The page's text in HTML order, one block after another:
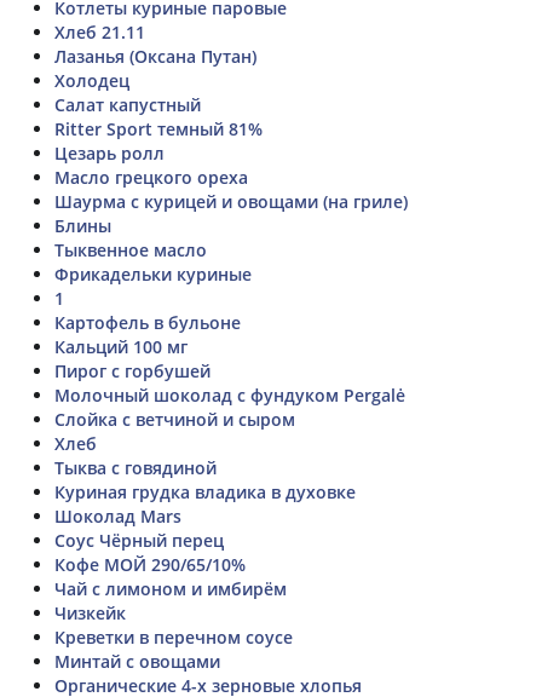
Котлеты куриные паровые
Хлеб 21.11
Лазанья (Оксана Путан)
Холодец
Салат капустный
Ritter Sport темный 81%
Цезарь ролл
Масло грецкого ореха
Шаурма с курицей и овощами (на гриле)
Блины
Тыквенное масло
Фрикадельки куриные
1
Картофель в бульоне
Кальций 100 мг
Пирог с горбушей
Молочный шоколад с фундуком Pergalė
Слойка с ветчиной и сыром
Хлеб
Тыква с говядиной
Куриная грудка владика в духовке
Шоколад Mars
Соус Чёрный перец
Кофе МОЙ 290/65/10%
Чай с лимоном и имбирём
Чизкейк
Креветки в перечном соусе
Минтай с овощами
Органические 4-х зерновые хлопья